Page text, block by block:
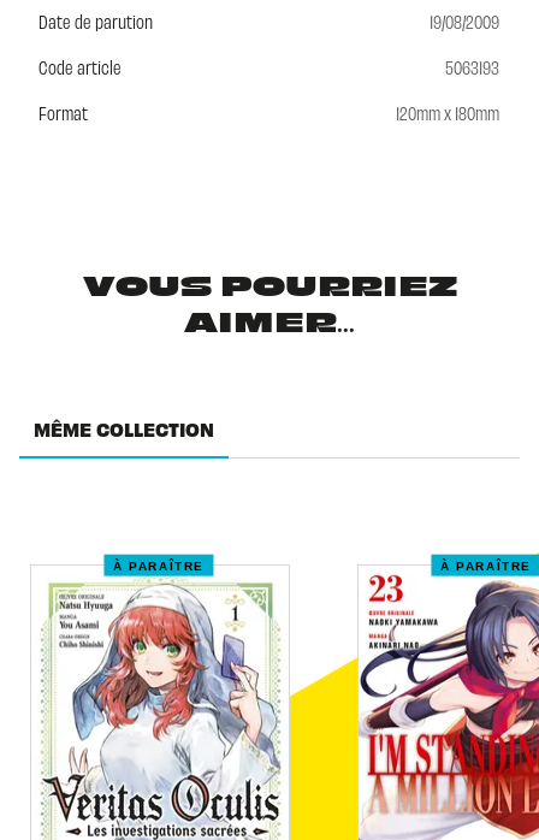
Date de parution
19/08/2009
Code article
5063193
Format
120mm x 180mm
VOUS POURRIEZ
AIMER...
MÊME COLLECTION
À PARAÎTRE À PARAÎTRE